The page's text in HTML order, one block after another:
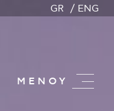
GR ENG
ΜΕΝΟΥ